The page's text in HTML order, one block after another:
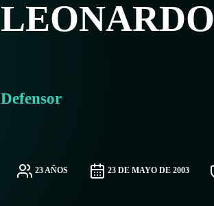
LEONARDO
Defensor
23 AÑOS 23 DE MAYO DE 2003